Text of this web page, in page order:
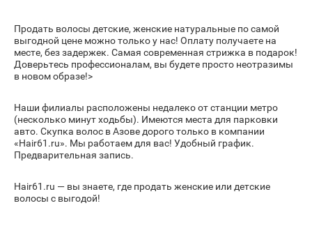
Продать волосы детские, женские натуральные по самой
выгодной цене можно только у нас! Оплату получаете на
месте, без задержек. Самая современная стрижка в подарок!
Доверьтесь профессионалам, вы будете просто неотразимы
в новом образе!>
Наши филиалы расположены недалеко от станции метро
(несколько минут ходьбы). Имеются места для парковки
авто. Скупка волос в Азове дорого только в компании
«Hair61.ru». Мы работаем для вас! Удобный график.
Предварительная запись.
Hair61.ru — вы знаете, где продать женские или детские
волосы с выгодой!